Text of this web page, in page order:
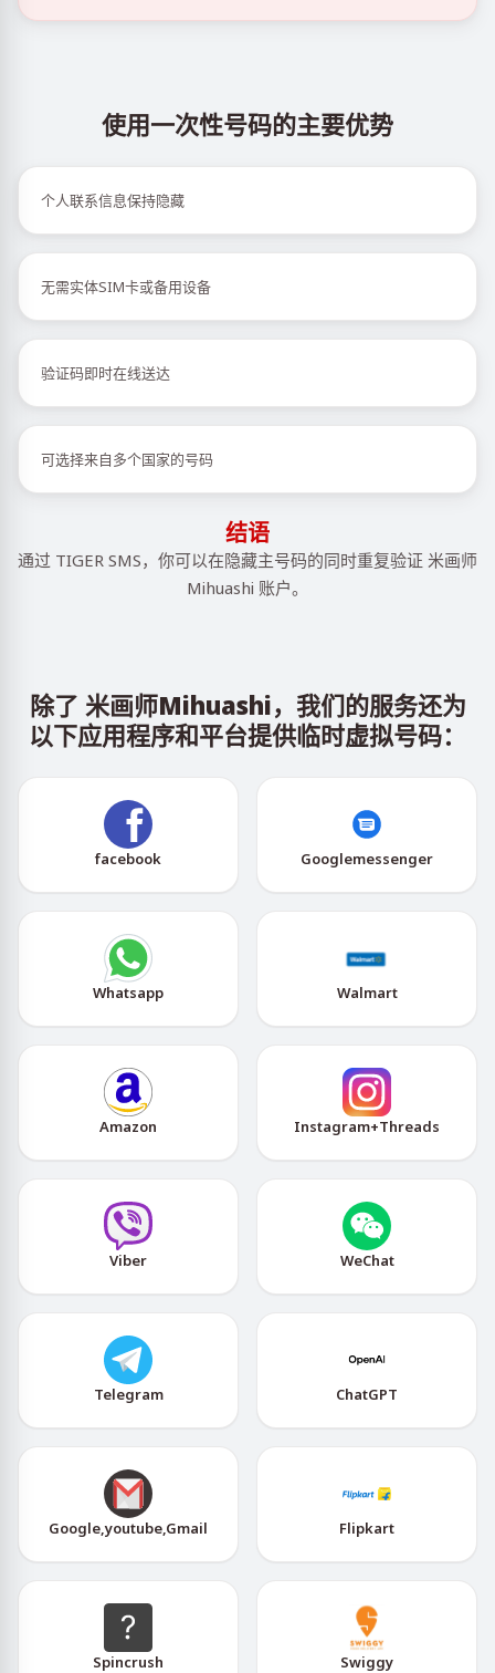
使用一次性号码的主要优势
个人联系信息保持隐藏
无需实体SIM卡或备用设备
验证码即时在线送达
可选择来自多个国家的号码
结语
通过 TIGER SMS，你可以在隐藏主号码的同时重复验证 米画师
Mihuashi 账户。
除了 米画师Mihuashi，我们的服务还为
以下应用程序和平台提供临时虚拟号码：
facebook Googlemessenger
Whatsapp Walmart
Amazon Instagram+Threads
Viber WeChat
Telegram ChatGPT
Google,youtube,Gmail Flipkart
Spincrush Swiggy